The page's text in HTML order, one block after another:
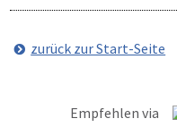
zurück zur Start-Seite
Empfehlen via